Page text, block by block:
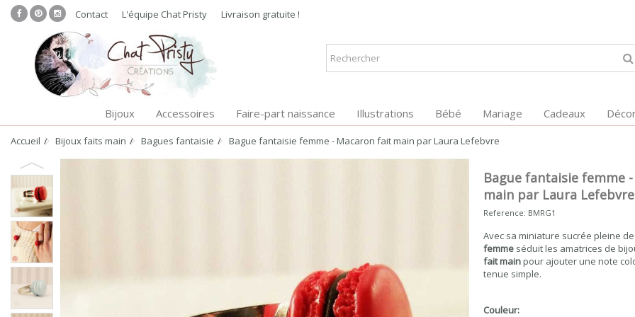
Contact L'équipe Chat Pristy Livraison gratuite !
Bijoux Accessoires Faire-part naissance Illustrations Bébé Mariage Cadeaux
Accueil Bijoux faits main Bagues fantaisie Bague fantaisie femme - Macaron fait main par Laura Lefebvre
Bague fantaisie femme
main par Laura Lefebvre
Reference: BMRG1
Avec sa miniature sucrée pleine
femme séduit les amatrices de
fait mainpour ajouter une note
tenue simple.
Couleur: